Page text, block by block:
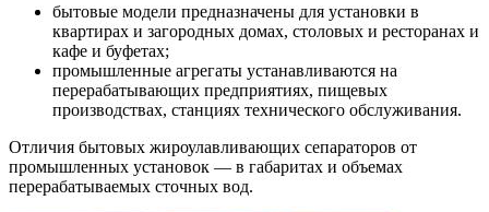
бытовые модели предназначены для установки в
квартирах и загородных домах, столовых и ресторанах и
кафе и буфетах;
промышленные агрегаты устанавливаются на
перерабатывающих предприятиях, пищевых
производствах, станциях технического обслуживания.
Отличия бытовых жироулавливающих сепараторов от
промышленных установок — в габаритах и объемах
перерабатываемых сточных вод.